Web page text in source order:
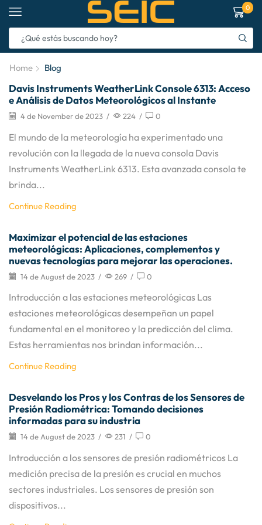
0
Home Blog
Davis Instruments WeatherLink Console 6313: Acceso
e Análisis de Datos Meteorológicos al Instante
4 de November de 2023 / 224 / 0
El mundo de la meteorología ha experimentado una
revolución con la llegada de la nueva consola Davis
Instruments WeatherLink 6313. Esta avanzada consola te
brinda...
Continue Reading
Maximizar el potencial de las estaciones
meteorológicas: Aplicaciones, complementos y
nuevas tecnologías para mejorar las operaciones.
14 de August de 2023 / 269 / 0
Introducción a las estaciones meteorológicas Las
estaciones meteorológicas desempeñan un papel
fundamental en el monitoreo y la predicción del clima.
Estas herramientas nos brindan información...
Continue Reading
Desvelando los Pros y los Contras de los Sensores de
Presión Radiométrica: Tomando decisiones
informadas para su industria
14 de August de 2023 / 231 / 0
Introducción a los sensores de presión radiométricos La
medición precisa de la presión es crucial en muchos
sectores industriales. Los sensores de presión son
dispositivos...